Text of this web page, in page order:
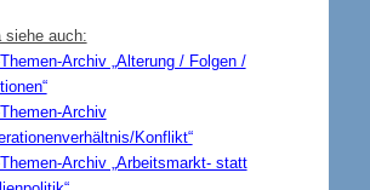
siehe auch:
Archiv „Alterung / Folgen /
Archiv
Konflikt“
Archiv „Arbeitsmarkt- statt